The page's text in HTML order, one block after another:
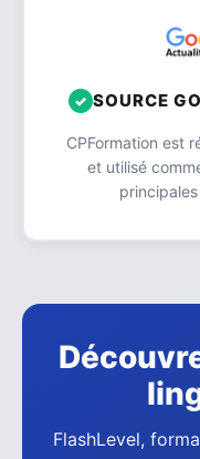
SOURCE
CPFormation est
et utilisé
FlashLevel,